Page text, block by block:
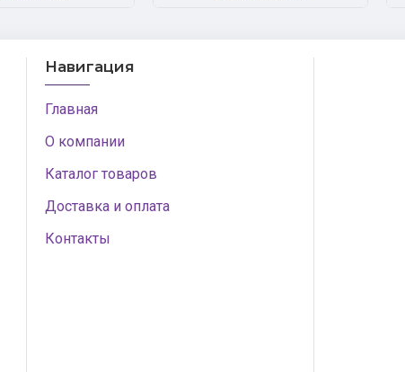
Навигация
Главная
О компании
Каталог товаров
Доставка и оплата
Контакты